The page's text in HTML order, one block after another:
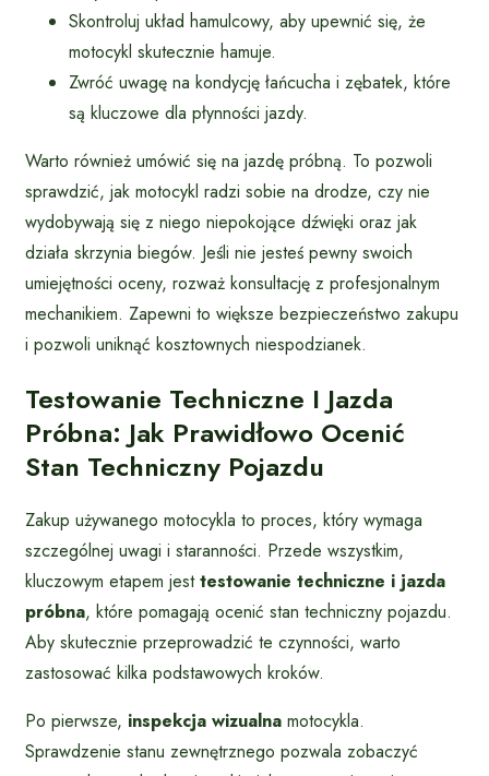
Skontroluj układ hamulcowy, aby upewnić się, że
motocykl skutecznie hamuje.
Zwróć uwagę na kondycję łańcucha i zębatek, które
są kluczowe dla płynności jazdy.
Warto również umówić się na jazdę próbną. To pozwoli
sprawdzić, jak motocykl radzi sobie na drodze, czy nie
wydobywają się z niego niepokojące dźwięki oraz jak
działa skrzynia biegów. Jeśli nie jesteś pewny swoich
umiejętności oceny, rozważ konsultację z profesjonalnym
mechanikiem. Zapewni to większe bezpieczeństwo zakupu
i pozwoli uniknąć kosztownych niespodzianek.
Testowanie Techniczne I Jazda
Próbna: Jak Prawidłowo Ocenić
Stan Techniczny Pojazdu
Zakup używanego motocykla to proces, który wymaga
szczególnej uwagi i staranności. Przede wszystkim,
kluczowym etapem jesttestowanie techniczne i jazda
próbna, które pomagają ocenić stan techniczny pojazdu.
Aby skutecznie przeprowadzić te czynności, warto
zastosować kilka podstawowych kroków.
Po pierwsze, inspekcja wizualna motocykla.
Sprawdzenie stanu zewnętrznego pozwala zobaczyć